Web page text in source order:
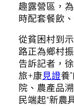
趣露營區，
時配套餐飲
從貧困村到
路正為鄉村
告訴記者，
旅+康見證養
院、農產品
民端起“新農